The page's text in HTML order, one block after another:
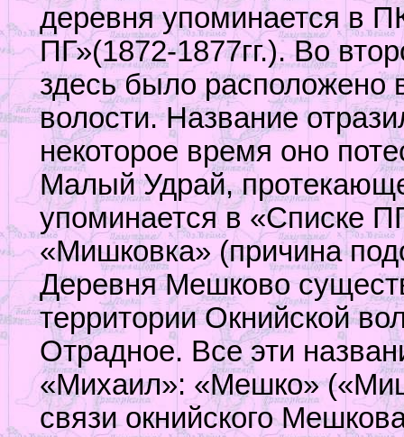
деревня упоминается в
ПГ»(1872-1877гг.). Во
здесь было расположено
волости. Название
некоторое время оно
Малый Удрай,
упоминается в «Списке
«Мишковка» (причина
Деревня Мешково
территории Окнийской
Отрадное. Все эти
«Михаил»: «Мешко»
связи окнийского